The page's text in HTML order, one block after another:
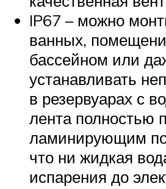
IP67 – можно
ванных,
бассейном или
устанавливать
в резервуарах с
лента полностью
ламинирующим
что ни жидкая
испарения до